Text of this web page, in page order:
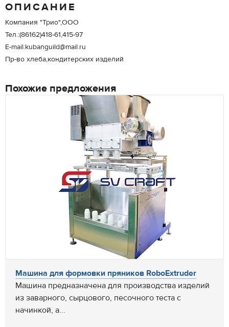
ОПИСАНИЕ
Компания "Трио",ООО
Тел.:(86162)418-61,415-97
E-mail:kubanguild@mail.ru
Пр-во хлеба,кондитерских изделий
Похожие предложения
Машина для формовки пряников RoboExtruder
Машина предназначена для производства изделий
из заварного, сырцового, песочного теста с
начинкой, а...